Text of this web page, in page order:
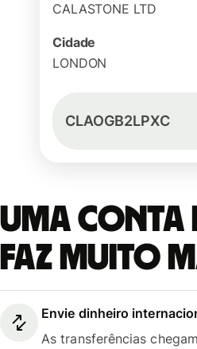
CALASTONE LTD
Cidade
LONDON
CLAOGB2LPXC
Uma conta
faz muito
Envie dinheiro
As transferências